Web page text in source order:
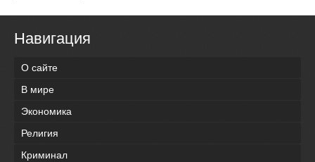
Навигация
О сайте
В мире
Экономика
Религия
Криминал